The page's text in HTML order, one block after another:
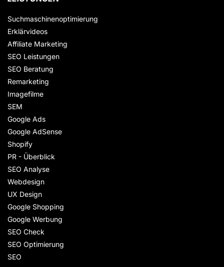
Suchmaschinenoptimierung
Erklärvideos
Affiliate Marketing
SEO Leistungen
SEO Beratung
Remarketing
Imagefilme
SEM
Google Ads
Google AdSense
Shopify
PR - Überblick
SEO Analyse
Webdesign
UX Design
Google Shopping
Google Werbung
SEO Check
SEO Optimierung
SEO